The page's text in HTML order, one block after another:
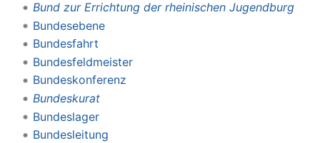
Bund zur Errichtung der rheinischen Jugendburg
Bundesebene
Bundesfahrt
Bundesfeldmeister
Bundeskonferenz
Bundeskurat
Bundeslager
Bundesleitung